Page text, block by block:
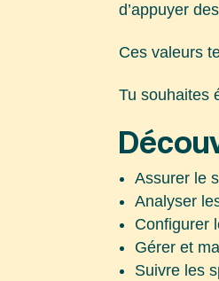
d’appuyer
Ces valeurs
Tu souhaites
Assurer le
Analyser
Configurer
Gérer et
Suivre les